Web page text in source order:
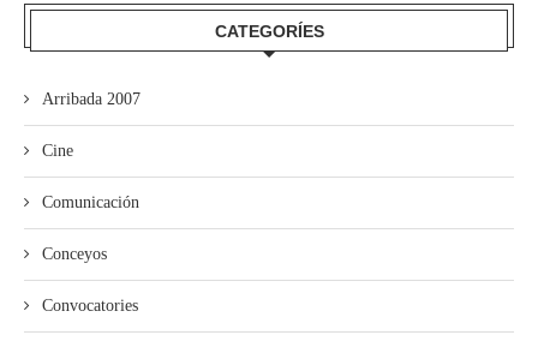
CATEGORÍES
Arribada 2007
Cine
Comunicación
Conceyos
Convocatories